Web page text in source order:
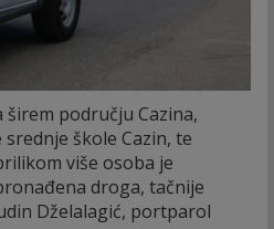
širem području Cazina,
škole Cazin, te
više osoba je
droga, tačnije
Dželalagić, portparol